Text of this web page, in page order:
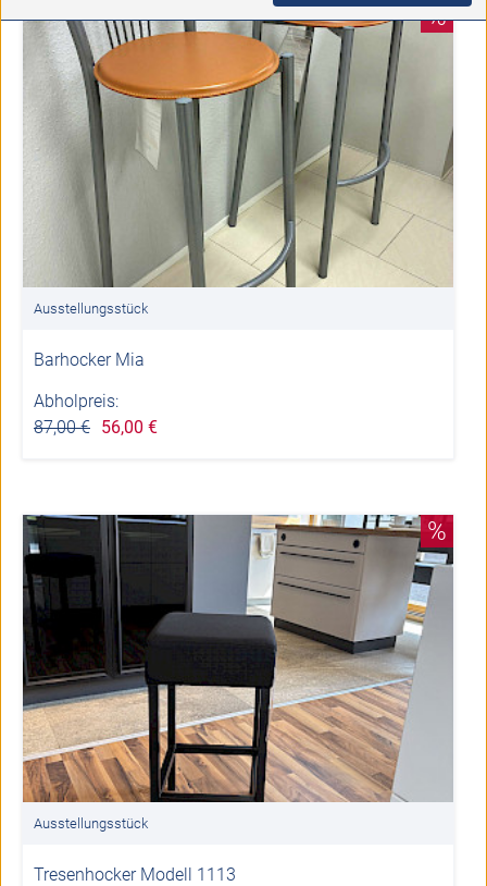
%
Ausstellungsstück
Barhocker Mia
Abholpreis:
87,00 € 56,00 €
%
Ausstellungsstück
Tresenhocker Modell 1113